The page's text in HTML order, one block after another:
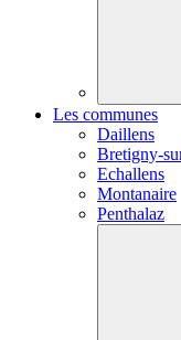
Les communes
Daillens
Bretigny-
Echallens
Montanaire
Penthalaz